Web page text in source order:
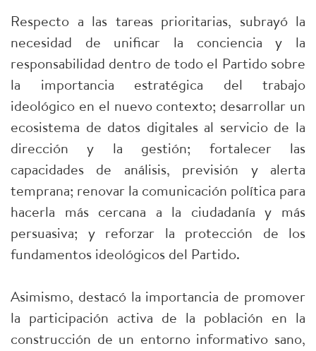
Respecto a las tareas prioritarias, subrayó la
necesidad de unificar la conciencia y la
responsabilidad dentro de todo el Partido sobre
la importancia estratégica del trabajo
ideológico en el nuevo contexto; desarrollar un
ecosistema de datos digitales al servicio de la
dirección y la gestión; fortalecer las
capacidades de análisis, previsión y alerta
temprana; renovar la comunicación política para
hacerla más cercana a la ciudadanía y más
persuasiva; y reforzar la protección de los
fundamentos ideológicos del Partido.
Asimismo, destacó la importancia de promover
la participación activa de la población en la
construcción de un entorno informativo sano,